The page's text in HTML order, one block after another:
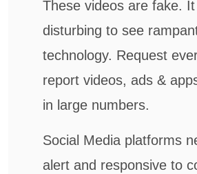
These videos are fake.
disturbing to see
technology. Request
report videos, ads &
in large numbers.
Social Media platforms
alert and responsive to